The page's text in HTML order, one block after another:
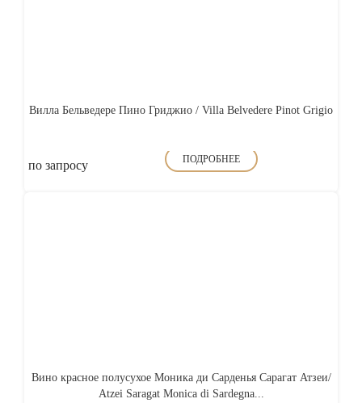
Вилла Бельведере Пино Гриджио / Villa Belvedere Pinot Grigio
по запросу ПОДРОБНЕЕ
Вино красное полусухое Моника ди Сарденья Сарагат Атзеи/
Atzei Saragat Monica di Sardegna...